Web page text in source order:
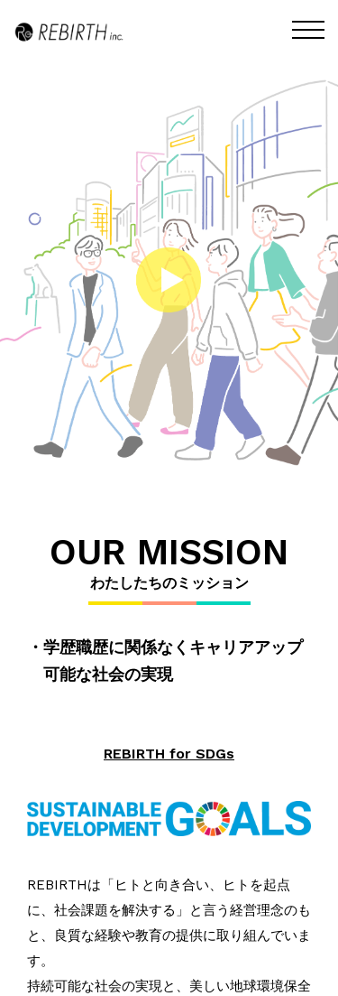
OUR MISSION
わたしたちのミッション
学歴職歴に関係なくキャリアアップ
可能な社会の実現
REBIRTH for SDGs
REBIRTHは「ヒトと向き合い、ヒトを起点
に、社会課題を解決する」と言う経営理念のも
と、良質な経験や教育の提供に取り組んでいま
す。
持続可能な社会の実現と、美しい地球環境保全